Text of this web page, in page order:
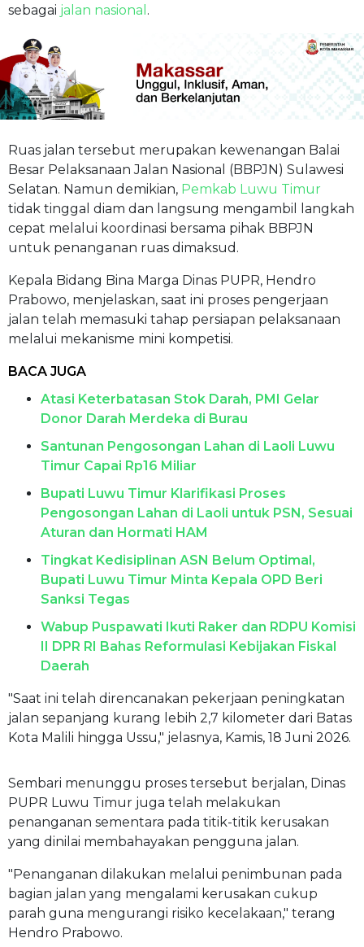
sebagai jalan nasional .
Ruas jalan tersebut merupakan kewenangan Balai
Besar Pelaksanaan Jalan Nasional (BBPJN) Sulawesi
Selatan. Namun demikian, Pemkab Luwu Timur
tidak tinggal diam dan langsung mengambil langkah
cepat melalui koordinasi bersama pihak BBPJN
untuk penanganan ruas dimaksud.
Kepala Bidang Bina Marga Dinas PUPR, Hendro
Prabowo, menjelaskan, saat ini proses pengerjaan
jalan telah memasuki tahap persiapan pelaksanaan
melalui mekanisme mini kompetisi.
BACA JUGA
Atasi Keterbatasan Stok Darah, PMI Gelar
Donor Darah Merdeka di Burau
Santunan Pengosongan Lahan di Laoli Luwu
Timur Capai Rp16 Miliar
Bupati Luwu Timur Klarifikasi Proses
Pengosongan Lahan di Laoli untuk PSN, Sesuai
Aturan dan Hormati HAM
Tingkat Kedisiplinan ASN Belum Optimal,
Bupati Luwu Timur Minta Kepala OPD Beri
Sanksi Tegas
Wabup Puspawati Ikuti Raker dan RDPU Komisi
II DPR RI Bahas Reformulasi Kebijakan Fiskal
Daerah
"Saat ini telah direncanakan pekerjaan peningkatan
jalan sepanjang kurang lebih 2,7 kilometer dari Batas
Kota Malili hingga Ussu," jelasnya, Kamis, 18 Juni 2026.
Sembari menunggu proses tersebut berjalan, Dinas
PUPR Luwu Timur juga telah melakukan
penanganan sementara pada titik-titik kerusakan
yang dinilai membahayakan pengguna jalan.
"Penanganan dilakukan melalui penimbunan pada
bagian jalan yang mengalami kerusakan cukup
parah guna mengurangi risiko kecelakaan," terang
Hendro Prabowo.